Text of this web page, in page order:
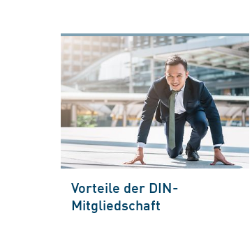
Vorteile der DIN-
Mitgliedschaft